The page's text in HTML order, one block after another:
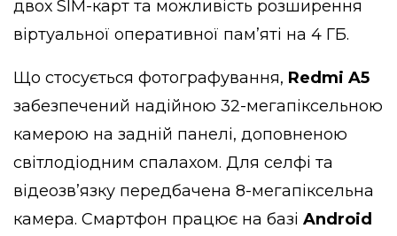
двох SIM-карт та можливість розширення
віртуальної оперативної пам’яті на 4 ГБ.
Що стосується фотографування, Redmi A5
забезпечений надійною 32-мегапіксельною
камерою на задній панелі, доповненою
світлодіодним спалахом. Для селфі та
відеозв’язку передбачена 8-мегапіксельна
камера. Смартфон працює на базі Android